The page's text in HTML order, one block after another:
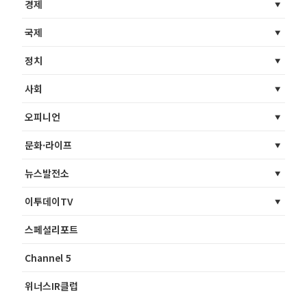
경제
국제
정치
사회
오피니언
문화·라이프
뉴스발전소
이투데이TV
스페셜리포트
Channel 5
위너스IR클럽